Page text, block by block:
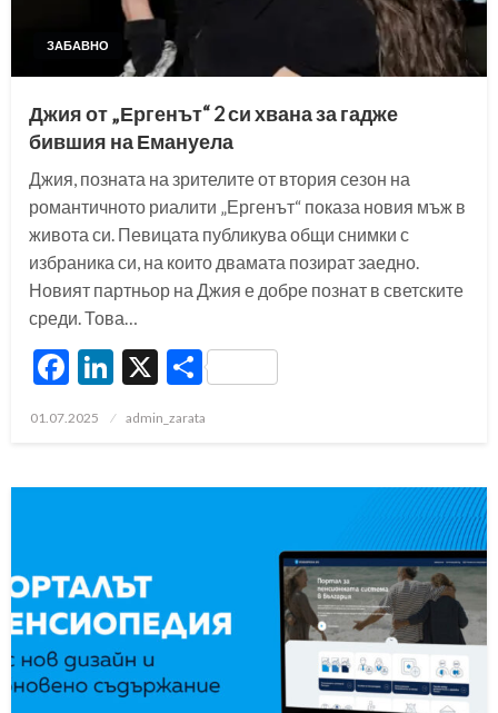
ЗАБАВНО
Джия от „Ергенът“ 2 си хвана за гадже
бившия на Емануела
Джия, позната на зрителите от втория сезон на
романтичното риалити „Ергенът“ показа новия мъж в
живота си. Певицата публикува общи снимки с
избраника си, на които двамата позират заедно.
Новият партньор на Джия е добре познат в светските
среди. Това…
Facebook
LinkedIn
X Share
Posted
01.07.2025 admin_zarata